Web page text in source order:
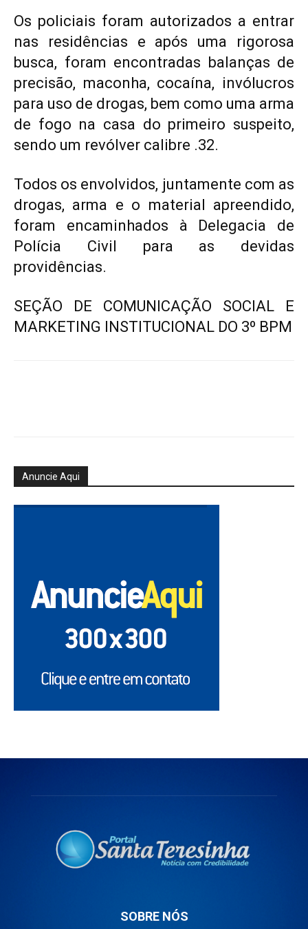
Os policiais foram autorizados a entrar
nas residências e após uma rigorosa
busca, foram encontradas balanças de
precisão, maconha, cocaína, invólucros
para uso de drogas, bem como uma arma
de fogo na casa do primeiro suspeito,
sendo um revólver calibre .32.
Todos os envolvidos, juntamente com as
drogas, arma e o material apreendido,
foram encaminhados à Delegacia de
Polícia Civil para as devidas
providências.
SEÇÃO DE COMUNICAÇÃO SOCIAL E
MARKETING INSTITUCIONAL DO 3º BPM
Anuncie Aqui
SOBRE NÓS